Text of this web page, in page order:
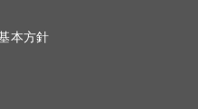
本方針